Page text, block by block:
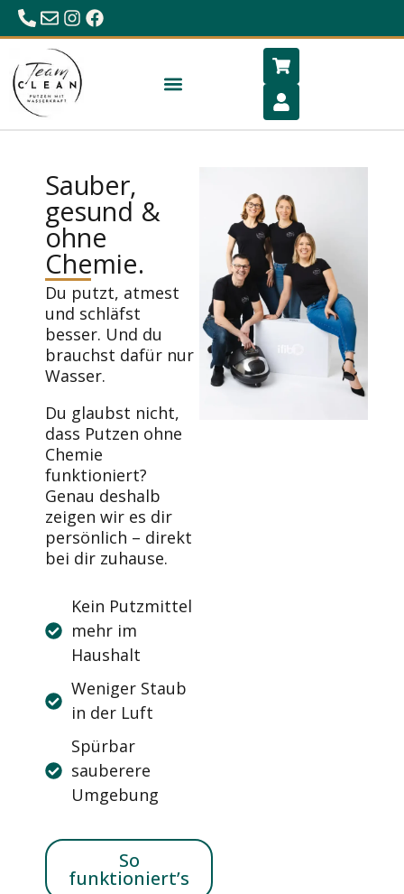
0680/23 86 984
office@hygiene-schlafen.com
Sauber,
gesund &
ohne
Chemie.
Du putzt, atmest
und schläfst
besser. Und du
brauchst dafür nur
Wasser.
Du glaubst nicht,
dass Putzen ohne
Chemie
funktioniert?
Genau deshalb
zeigen wir es dir
persönlich – direkt
bei dir zuhause.
Kein Putzmittel
mehr im
Haushalt
Weniger Staub
in der Luft
Spürbar
sauberere
Umgebung
So
funktioniert’s